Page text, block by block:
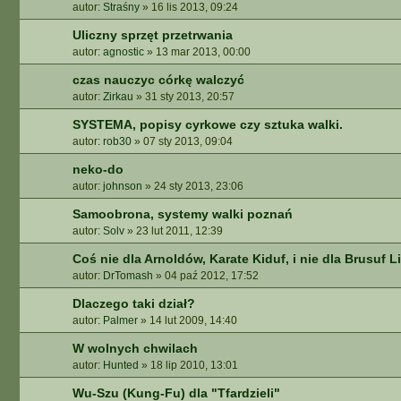
A
W
A
N
S
O
W
A
autor: Straśny » 16 lis 2013, 09:24
Uliczny sprzęt przetrwania
autor: agnostic » 13 mar 2013, 00:00
czas nauczyc córkę walczyć
autor: Zirkau » 31 sty 2013, 20:57
SYSTEMA, popisy cyrkowe czy sztuka walki.
autor: rob30 » 07 sty 2013, 09:04
neko-do
autor: johnson » 24 sty 2013, 23:06
Samoobrona, systemy walki poznań
autor: Solv » 23 lut 2011, 12:39
Coś nie dla Arnoldów, Karate Kiduf, i nie dla Brusuf
autor: DrTomash » 04 paź 2012, 17:52
Dlaczego taki dział?
autor: Palmer » 14 lut 2009, 14:40
W wolnych chwilach
autor: Hunted » 18 lip 2010, 13:01
Wu-Szu (Kung-Fu) dla "Tfardzieli"